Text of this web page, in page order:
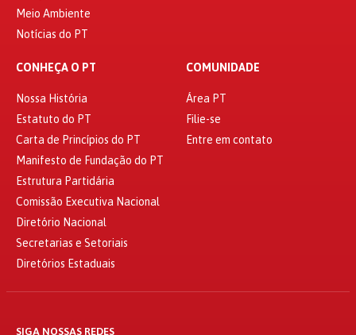
Meio Ambiente
Notícias do PT
CONHEÇA O PT
Nossa História
Estatuto do PT
Carta de Princípios do PT
Manifesto de Fundação do PT
Estrutura Partidária
Comissão Executiva Nacional
Diretório Nacional
Secretarias e Setoriais
Diretórios Estaduais
COMUNIDADE
Área PT
Filie-se
Entre em contato
SIGA NOSSAS REDES